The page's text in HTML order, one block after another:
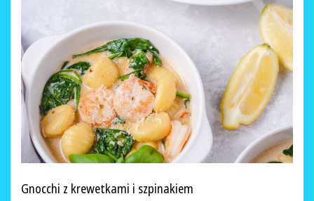
Gnocchi z krewetkami i szpinakiem